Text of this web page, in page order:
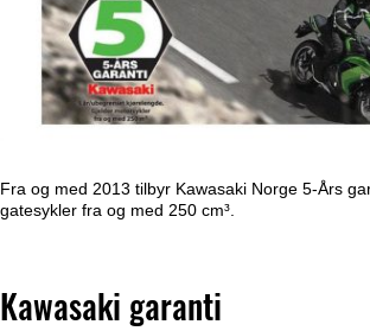
Fra og med 2013 tilbyr Kawasaki Norge 5-Års
gatesykler fra og med 250 cm³.
Kawasaki garanti